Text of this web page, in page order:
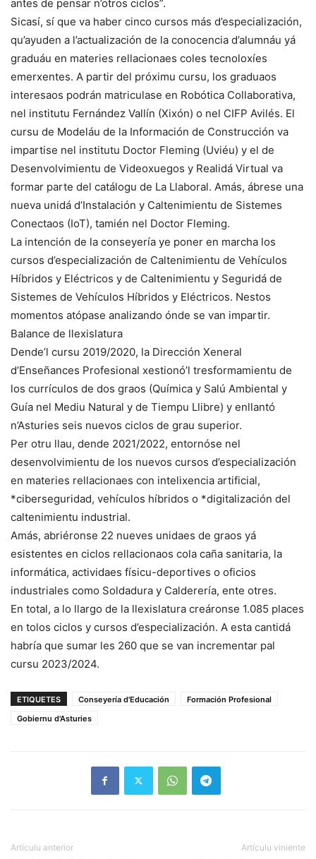
antes de pensar n’otros ciclos”.
Sicasí, sí que va haber cinco cursos más d’especialización,
qu’ayuden a l’actualización de la conocencia d’alumnáu yá
graduáu en materies rellacionaes coles tecnoloxíes
emerxentes. A partir del próximu cursu, los graduaos
interesaos podrán matriculase en Robótica Collaborativa,
nel institutu Fernández Vallín (Xixón) o nel CIFP Avilés. El
cursu de Modeláu de la Información de Construcción va
impartise nel institutu Doctor Fleming (Uviéu) y el de
Desenvolvimientu de Videoxuegos y Realidá Virtual va
formar parte del catálogu de La Llaboral. Amás, ábrese una
nueva unidá d’Instalación y Caltenimientu de Sistemes
Conectaos (IoT), tamién nel Doctor Fleming.
La intención de la conseyería ye poner en marcha los
cursos d’especialización de Caltenimientu de Vehículos
Híbridos y Eléctricos y de Caltenimientu y Seguridá de
Sistemes de Vehículos Híbridos y Eléctricos. Nestos
momentos atópase analizando ónde se van impartir.
Balance de llexislatura
Dende’l cursu 2019/2020, la Dirección Xeneral
d’Enseñances Profesional xestionó’l tresformamientu de
los currículos de dos graos (Química y Salú Ambiental y
Guía nel Mediu Natural y de Tiempu Llibre) y enllantó
n’Asturies seis nuevos ciclos de grau superior.
Per otru llau, dende 2021/2022, entornóse nel
desenvolvimientu de los nuevos cursos d’especialización
en materies rellacionaes con intelixencia artificial,
*ciberseguridad, vehículos híbridos o *digitalización del
caltenimientu industrial.
Amás, abriéronse 22 nueves unidaes de graos yá
esistentes en ciclos rellacionaos cola caña sanitaria, la
informática, actividaes físicu-deportives o oficios
industriales como Soldadura y Calderería, ente otres.
En total, a lo llargo de la llexislatura creáronse 1.085 places
en tolos ciclos y cursos d’especialización. A esta cantidá
habría que sumar les 260 que se van incrementar pal
cursu 2023/2024.
ETIQUETES Conseyería d'Educación
Formación Profesional
Gobiernu d'Asturies
Artículu anterior Artículu viniente